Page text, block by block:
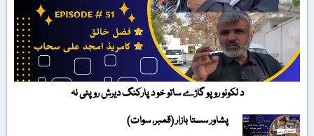
د لکونو روپو گاڑے ساتو خو د پارکنگ دیرش روپئی نہ
پشاور سستا بازار (قمبر، سوات)